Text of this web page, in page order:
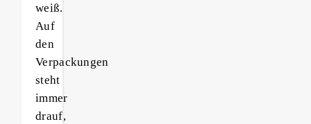
weiß.
Auf
den
Verpackungen
steht
immer
drauf,